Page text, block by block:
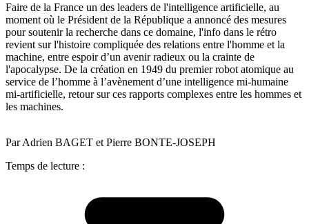
Faire de la France un des leaders de l'intelligence artificielle, au
moment où le Président de la République a annoncé des mesures
pour soutenir la recherche dans ce domaine, l'info dans le rétro
revient sur l'histoire compliquée des relations entre l'homme et la
machine, entre espoir d’un avenir radieux ou la crainte de
l'apocalypse. De la création en 1949 du premier robot atomique au
service de l’homme à l’avènement d’une intelligence mi-humaine
mi-artificielle, retour sur ces rapports complexes entre les hommes et
les machines.
Par Adrien BAGET et Pierre BONTE-JOSEPH
Temps de lecture :